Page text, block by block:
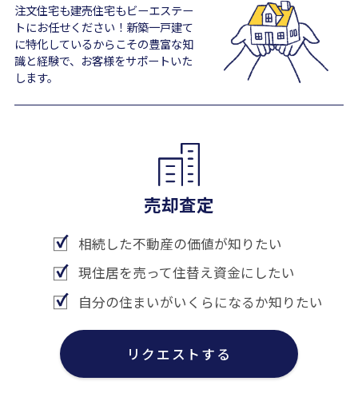
注文住宅も建売住宅もビーエステー
トにお任せください！新築一戸建て
に特化しているからこその豊富な知
識と経験で、お客様をサポートいた
します。
売却査定
相続した不動産の価値が知りたい
現住居を売って住替え資金にしたい
自分の住まいがいくらになるか知りたい
リクエストする